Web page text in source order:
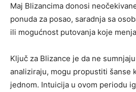
Maj Blizancima donosi
ponuda za posao, saradnja sa
ili mogućnost putovanja koje
Ključ za Blizance je da ne
analiziraju, mogu propustiti šanse
jednom. Intuicija u ovom periodu